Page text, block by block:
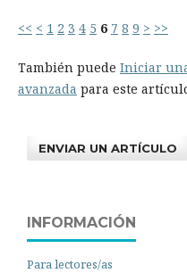
<< < 1 2 3 4 5 6 7 8 9 > >>
También puede Iniciar
avanzada para este
ENVIAR UN ARTÍCULO
INFORMACIÓN
Para lectores/as